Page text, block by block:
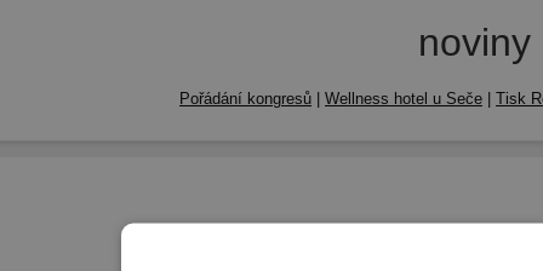
Pořádání kongresů Wellness hotel u Seče Tisk